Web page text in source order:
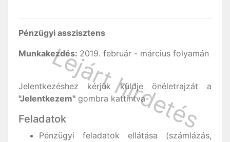
Pénzügyi asszisztens
Munkakezdés: 2019. február - március folyamán
Jelentkezéshez kérjük küldje önéletrajzát a
"Jelentkezem" gombra kattintva-
Feladatok
Pénzügyi feladatok ellátása (számlázás,